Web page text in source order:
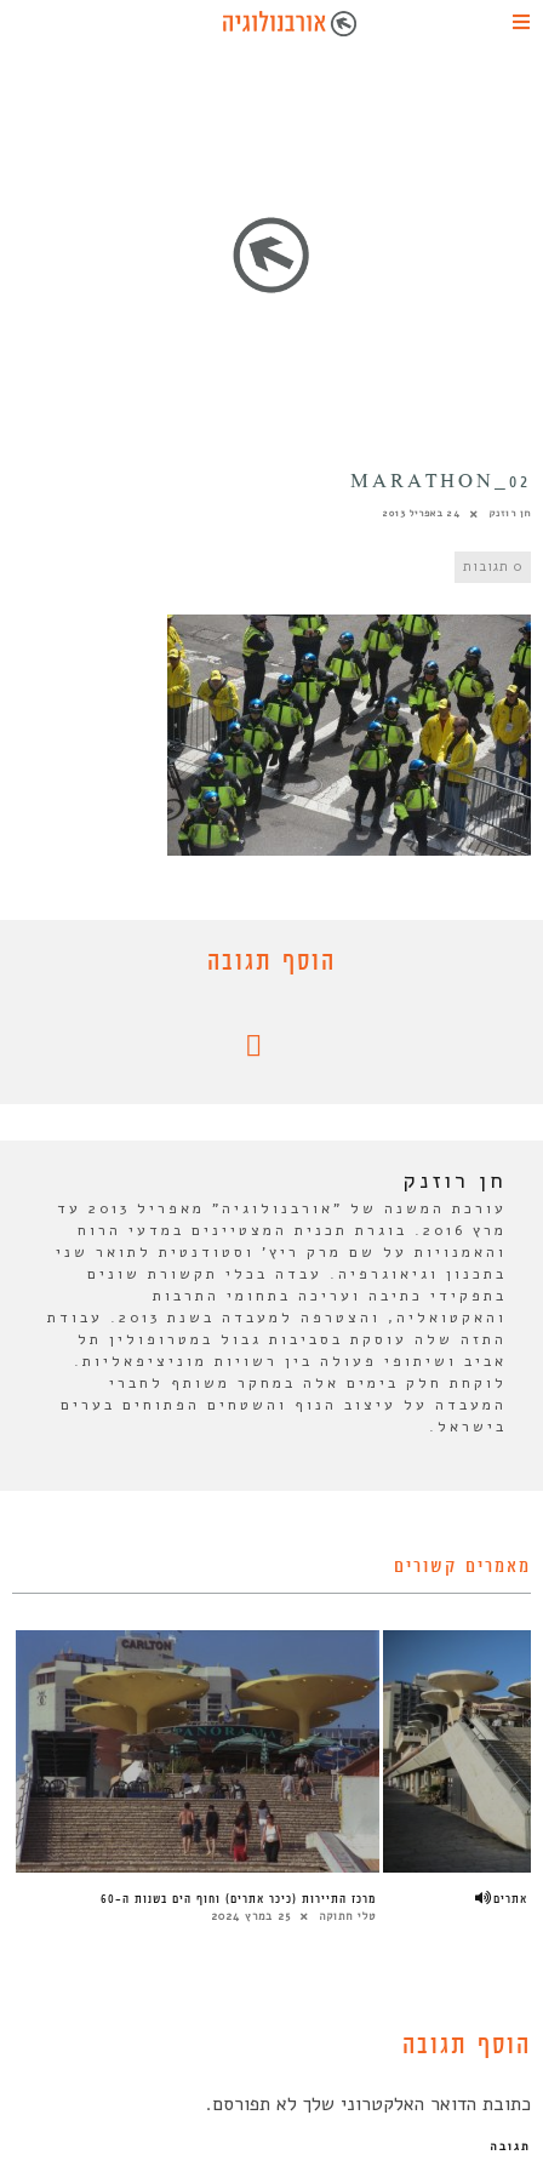
MARATHON_02
חן רוזנק 24 באפריל 2013
0 תגובות
הוסף תגובה
חן רוזנק
עורכת המשנה של "אורבנולוגיה" מאפריל 2013 עד
מרץ 2016. בוגרת תכנית המצטיינים במדעי הרוח
והאמנויות על שם מרק ריץ' וסטודנטית לתואר שני
בתכנון וגיאוגרפיה. עבדה בכלי תקשורת שונים
בתפקידי כתיבה ועריכה בתחומי התרבות
והאקטואליה, והצטרפה למעבדה בשנת 2013. עבודת
התזה שלה עוסקת בסביבות גבול במטרופולין תל
אביב ושיתופי פעולה בין רשויות מוניציפאליות.
לוקחת חלק בימים אלה במחקר משותף לחברי
המעבדה על עיצוב הנוף והשטחים הפתוחים בערים
בישראל.
מאמרים קשורים
מרכז התיירות (כיכר אתרים) וחוף הים בשנות ה-60
טלי חתוקה 25 במרץ 2024
אתרים
הוסף תגובה
כתובת הדואר האלקטרוני שלך לא תפורסם.
תגובה